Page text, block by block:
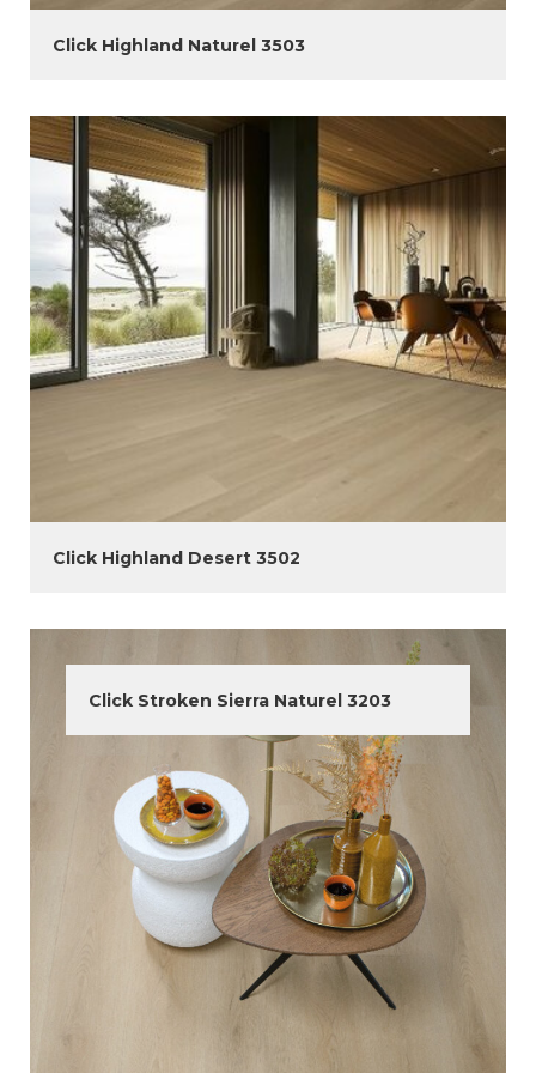
Click Highland Naturel 3503
Click Highland Desert 3502
Click Stroken Sierra Naturel 3203